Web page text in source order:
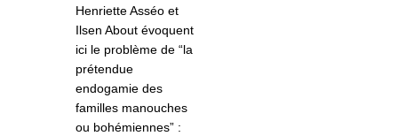
Henriette Asséo et
Ilsen About évoquent
ici le problème de “la
prétendue
endogamie des
familles manouches
ou bohémiennes” :